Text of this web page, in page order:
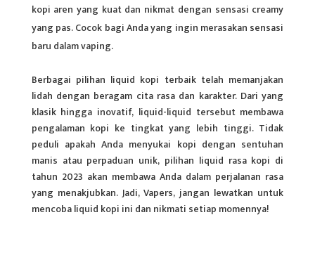
kopi aren yang kuat dan nikmat dengan sensasi creamy
yang pas. Cocok bagi Anda yang ingin merasakan sensasi
baru dalam vaping.
Berbagai pilihan liquid kopi terbaik telah memanjakan
lidah dengan beragam cita rasa dan karakter. Dari yang
klasik hingga inovatif, liquid-liquid tersebut membawa
pengalaman kopi ke tingkat yang lebih tinggi. Tidak
peduli apakah Anda menyukai kopi dengan sentuhan
manis atau perpaduan unik, pilihan liquid rasa kopi di
tahun 2023 akan membawa Anda dalam perjalanan rasa
yang menakjubkan. Jadi, Vapers, jangan lewatkan untuk
mencoba liquid kopi ini dan nikmati setiap momennya!